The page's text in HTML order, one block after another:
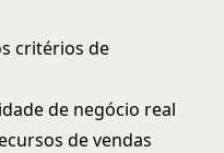
critérios de
de negócio real
de vendas